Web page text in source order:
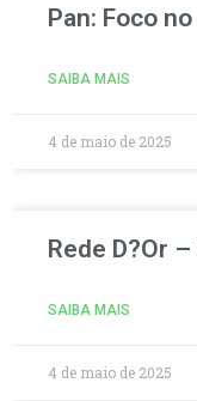
Pan: Foco
SAIBA MAIS
4 de maio de 2025
Rede D?Or
SAIBA MAIS
4 de maio de 2025